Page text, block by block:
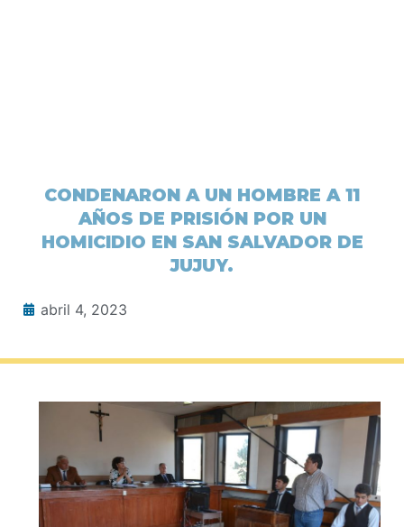
CONDENARON A UN HOMBRE A 11
AÑOS DE PRISIÓN POR UN
HOMICIDIO EN SAN SALVADOR DE
JUJUY.
abril 4, 2023